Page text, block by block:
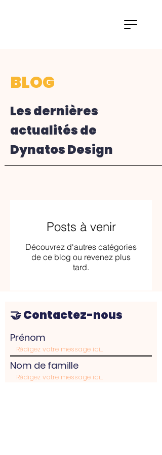
BLOG
Les dernières
actualités de
Dynatos Design
Posts à venir
Découvrez d'autres catégories
de ce blog ou revenez plus
tard.
🤝 Contactez-nous
Prénom
Nom de famille